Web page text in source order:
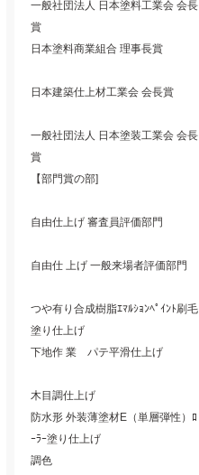
一般社団法人 日本塗料工業会 会長
賞
日本塗料商業組合 理事長賞
日本建築仕上材工業会 会長賞
一般社団法人 日本塗装工業会 会長
賞
【部門賞の部]
自由仕上げ 審査員評価部門
自由仕 上げ 一般来場者評価部門
つや有り合成樹脂ｴﾏﾙｼｮﾝﾍﾟｲﾝﾄ刷毛
塗り仕上げ
下地作 業 パテ平滑仕上げ
木目調仕上げ
防水形 外装薄塗材E（単層弾性）ﾛ
ｰﾗｰ塗り仕上げ
調色